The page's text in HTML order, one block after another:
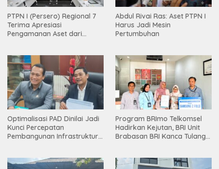
PTPN I (Persero) Regional 7
Terima Apresiasi
Pengamanan Aset dari
Abdul Rivai Ras: Aset PTPN I
Harus Jadi Mesin
Pertumbuhan
Optimalisasi PAD Dinilai Jadi
Kunci Percepatan
Pembangunan Infrastruktur
Program BRImo Telkomsel
Hadirkan Kejutan, BRI Unit
Brabasan BRI Kanca Tulang
Mesuji